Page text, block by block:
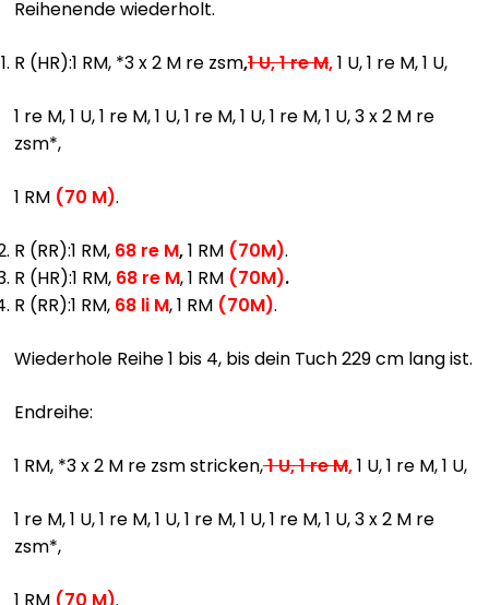
Reihenende wiederholt.
R (HR):1 RM, *3 x 2 M re zsm,1 U, 1 re M,1 U, 1 re M, 1 U,
1 re M, 1 U, 1 re M, 1 U, 1 re M, 1 U, 1 re M, 1 U, 3 x 2 M re
zsm*,
1 RM (70 M).
R (RR):1 RM, 68 re M,1 RM (70M).
R (HR):1 RM, 68 re M, 1 RM (70M).
R (RR):1 RM, 68 li M, 1 RM (70M).
Wiederhole Reihe 1 bis 4, bis dein Tuch 229 cm lang ist.
Endreihe:
1 RM, *3 x 2 M re zsm stricken,1 U, 1 re M,1 U, 1 re M, 1 U,
1 re M, 1 U, 1 re M, 1 U, 1 re M, 1 U, 1 re M, 1 U, 3 x 2 M re
zsm*,